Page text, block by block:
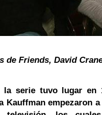
de Friends, David
serie tuvo lugar en
Kauffman empezaron